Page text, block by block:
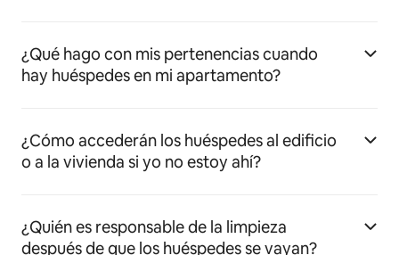
¿Qué hago con mis pertenencias cuando
hay huéspedes en mi apartamento?
¿Cómo accederán los huéspedes al edificio
o a la vivienda si yo no estoy ahí?
¿Quién es responsable de la limpieza
después de que los huéspedes se vayan?